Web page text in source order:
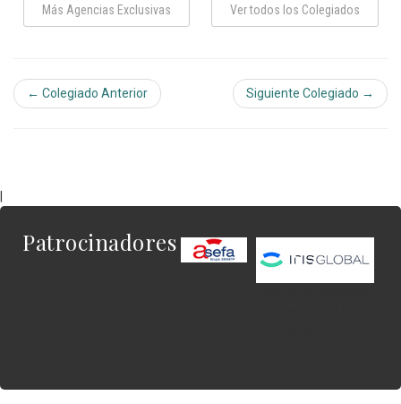
Más Agencias Exclusivas Ver todos los Colegiados
← Colegiado Anterior Siguiente Colegiado →
Patrocinadores